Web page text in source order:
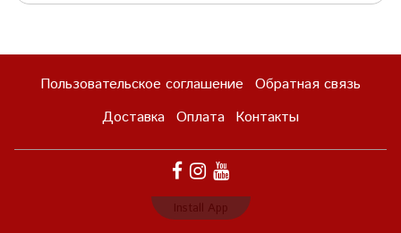
Пользовательское соглашение Обратная связь
Доставка Оплата Контакты
Install App